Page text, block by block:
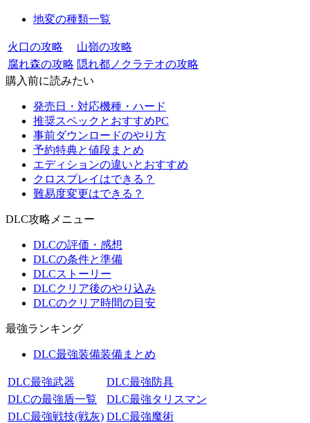
地変の種類一覧
火口の攻略
山嶺の攻略
腐れ森の攻略 隠れ都ノクラテオの攻略
購入前に読みたい
発売日・対応機種・ハード
推奨スペックとおすすめPC
事前ダウンロードのやり方
予約特典と値段まとめ
エディションの違いとおすすめ
クロスプレイはできる？
難易度変更はできる？
DLC攻略メニュー
DLCの評価・感想
DLCの条件と準備
DLCストーリー
DLCクリア後のやり込み
DLCのクリア時間の目安
最強ランキング
DLC最強装備装備まとめ
DLC最強武器
DLC最強防具
DLCの最強盾一覧
DLC最強タリスマン
DLC最強戦技(戦灰) DLC最強魔術